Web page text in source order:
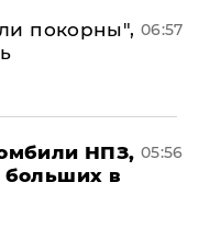
покорны", 06:57
НПЗ,
в
05:56